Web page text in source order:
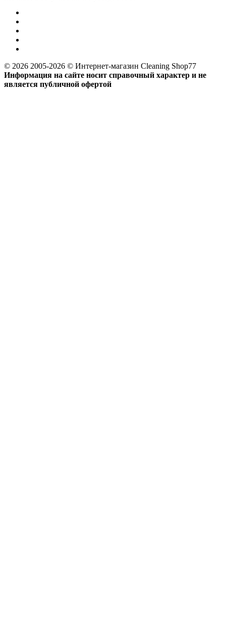
© 2026 2005-2026 © Интернет-магазин Cleaning Shop77
Информация на сайте носит справочный характер и не
является публичной офертой